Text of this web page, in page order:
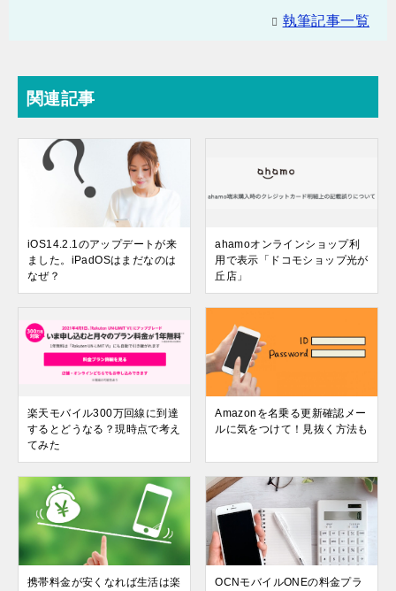
執筆記事一覧
関連記事
iOS14.2.1のアップデートが来
ました。iPadOSはまだなのは
なぜ？
ahamoオンラインショップ利
用で表示「ドコモショップ光が
丘店」
楽天モバイル300万回線に到達
するとどうなる？現時点で考え
てみた
Amazonを名乗る更新確認メー
ルに気をつけて！見抜く方法も
携帯料金が安くなれば生活は楽
OCNモバイルONEの料金プラ